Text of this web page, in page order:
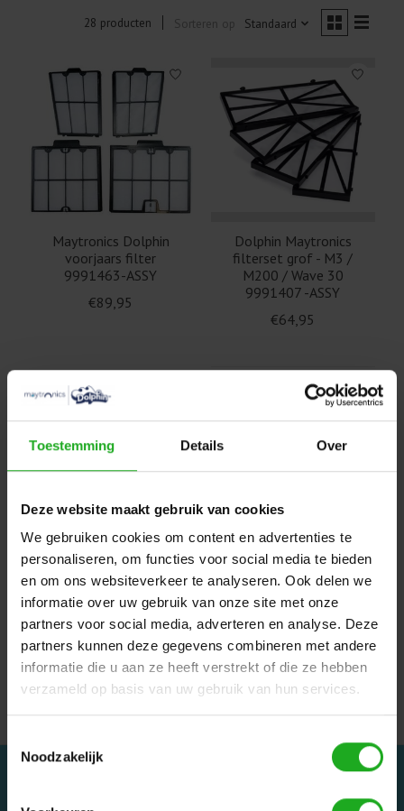
Toestemming Details Over
Deze website maakt gebruik van cookies
We gebruiken cookies om content en advertenties te
personaliseren, om functies voor social media te bieden
en om ons websiteverkeer te analyseren. Ook delen we
informatie over uw gebruik van onze site met onze
partners voor social media, adverteren en analyse. Deze
partners kunnen deze gegevens combineren met andere
informatie die u aan ze heeft verstrekt of die ze hebben
verzameld op basis van uw gebruik van hun services.
Noodzakelijk
28 producten Sorteren op Standaard
Maytronics Dolphin
voorjaars filter
9991463-ASSY
€89,95
Dolphin Maytronics
filterset grof - M3 /
M200 / Wave 30
9991407 -ASSY
€64,95
Maytronics Dolphin
Moby en M3 Filterzak
met terugspoel
cassette EON 120D
€199,95